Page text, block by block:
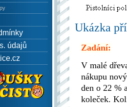
údajů
Ukázka
Zadání:
V malé
nákupu
den o 22 %
koleček.